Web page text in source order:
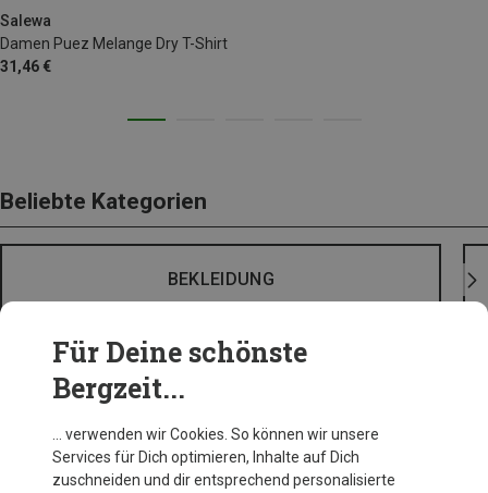
Salewa
Damen Puez Melange Dry T-Shirt
31,46 €
Beliebte Kategorien
BEKLEIDUNG
Für Deine schönste
Bergzeit...
… verwenden wir Cookies. So können wir unsere
Services für Dich optimieren, Inhalte auf Dich
zuschneiden und dir entsprechend personalisierte